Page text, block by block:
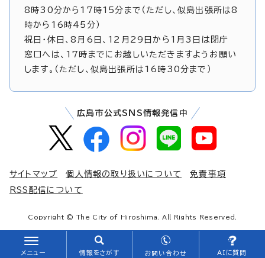
メニュー 情報をさがす お問い合わせ AIに質問
8時30分から17時15分まで（ただし、似島出張所は8
時から16時45分）
祝日・休日、8月6日、12月29日から1月3日は閉庁
窓口へは、17時までにお越しいただきますようお願い
します。（ただし、似島出張所は16時30分まで）
広島市公式SNS情報発信中
サイトマップ 個人情報の取り扱いについて
免責事項
RSS配信について
Copyright © The City of Hiroshima. All Rights Reserved.